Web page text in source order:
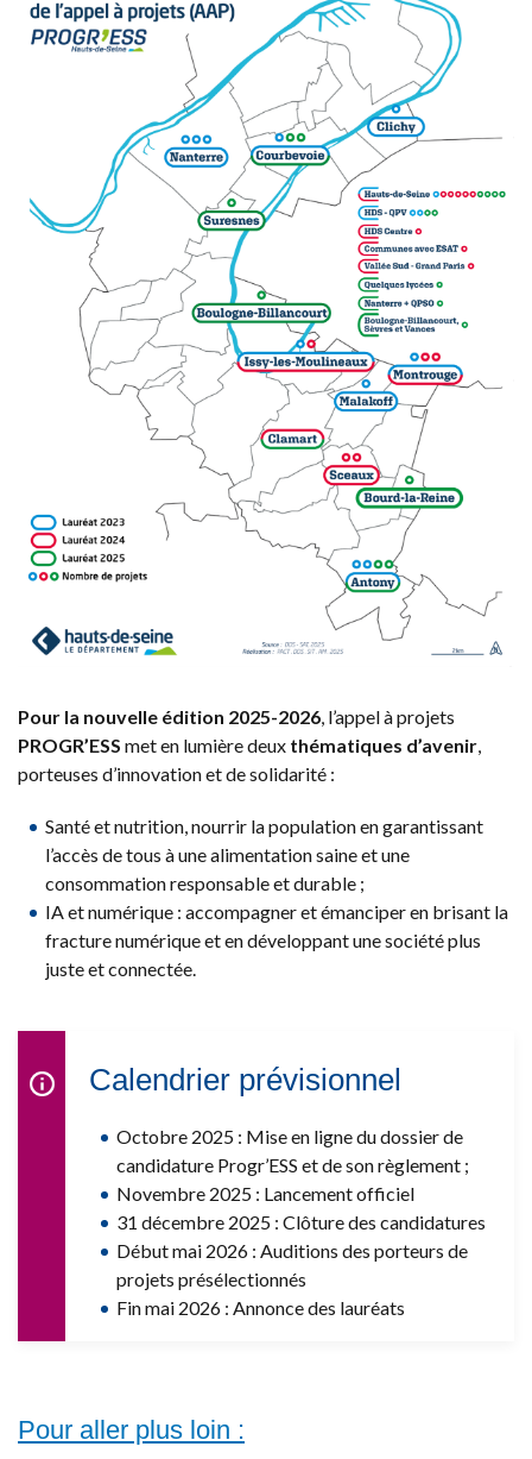
Pour la nouvelle édition 2025-2026, l’appel à projets
PROGR’ESS met en lumière deux thématiques d’avenir,
porteuses d’innovation et de solidarité :
Santé et nutrition, nourrir la population en garantissant
l’accès de tous à une alimentation saine et une
consommation responsable et durable ;
IA et numérique : accompagner et émanciper en brisant la
fracture numérique et en développant une société plus
juste et connectée.
Calendrier prévisionnel
Octobre 2025 : Mise en ligne du dossier de
candidature Progr’ESS et de son règlement ;
Novembre 2025 : Lancement officiel
31 décembre 2025 : Clôture des candidatures
Début mai 2026 : Auditions des porteurs de
projets présélectionnés
Fin mai 2026 : Annonce des lauréats
Pour aller plus loin :